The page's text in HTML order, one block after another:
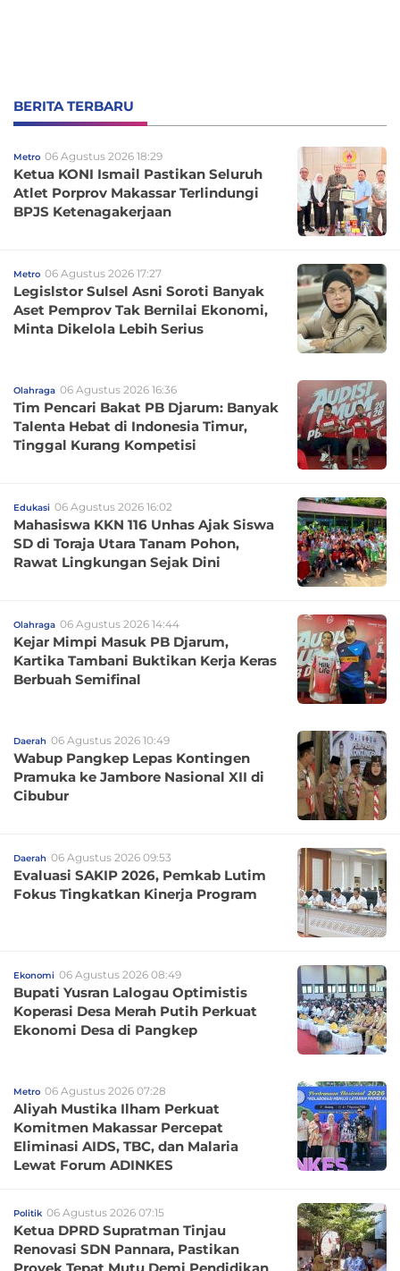
BERITA TERBARU
Metro 06 Agustus 2026 18:29
Ketua KONI Ismail Pastikan Seluruh
Atlet Porprov Makassar Terlindungi
BPJS Ketenagakerjaan
Metro 06 Agustus 2026 17:27
Legislstor Sulsel Asni Soroti Banyak
Aset Pemprov Tak Bernilai Ekonomi,
Minta Dikelola Lebih Serius
Olahraga 06 Agustus 2026 16:36
Tim Pencari Bakat PB Djarum: Banyak
Talenta Hebat di Indonesia Timur,
Tinggal Kurang Kompetisi
Edukasi 06 Agustus 2026 16:02
Mahasiswa KKN 116 Unhas Ajak Siswa
SD di Toraja Utara Tanam Pohon,
Rawat Lingkungan Sejak Dini
Olahraga 06 Agustus 2026 14:44
Kejar Mimpi Masuk PB Djarum,
Kartika Tambani Buktikan Kerja Keras
Berbuah Semifinal
Daerah 06 Agustus 2026 10:49
Wabup Pangkep Lepas Kontingen
Pramuka ke Jambore Nasional XII di
Cibubur
Daerah 06 Agustus 2026 09:53
Evaluasi SAKIP 2026, Pemkab Lutim
Fokus Tingkatkan Kinerja Program
Ekonomi 06 Agustus 2026 08:49
Bupati Yusran Lalogau Optimistis
Koperasi Desa Merah Putih Perkuat
Ekonomi Desa di Pangkep
Metro 06 Agustus 2026 07:28
Aliyah Mustika Ilham Perkuat
Komitmen Makassar Percepat
Eliminasi AIDS, TBC, dan Malaria
Lewat Forum ADINKES
Politik 06 Agustus 2026 07:15
Ketua DPRD Supratman Tinjau
Renovasi SDN Pannara, Pastikan